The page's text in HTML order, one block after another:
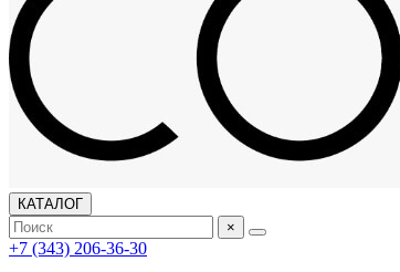
КАТАЛОГ
×
+7 (343) 206-36-30